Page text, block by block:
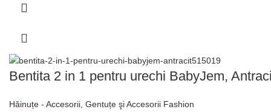
Bentita 2 in 1 pentru urechi BabyJem,
Hăinuțe - Accesorii ,Gentuțe şi Accesorii Fashion